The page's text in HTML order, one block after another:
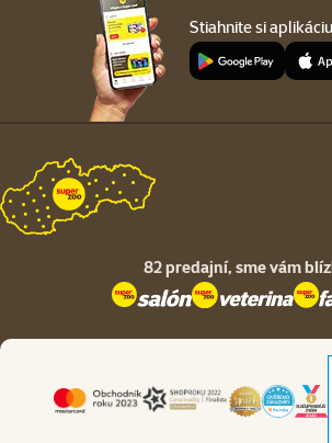
Stiahnite si
82 predajní, sme vám